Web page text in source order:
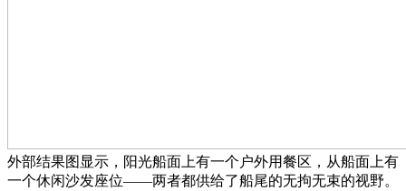
外部结果图显示，阳光船面上有一个户外用餐区，从船面上有
一个休闲沙发座位——两者都供给了船尾的无拘无束的视野。